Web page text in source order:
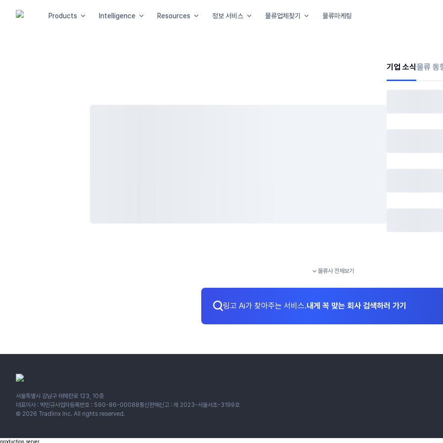
Products Intelligence Resources 정보 서비스 물류업체찾기 물류마케팅
기업 소식물류 동
물류사 전체보기
링고 Ai가 찾아주는 서비스.내게 꼭 맞는 회사 검색하러 가기
서울특별시 강남구 테헤란로 123, 10층
대표이사 : 박민규사업자등록번호 : 590-86-00088통신판매신고 : 제 2023-서울서초-3199호
© 2026 Tradlinx Inc. All rights reserved.
production server